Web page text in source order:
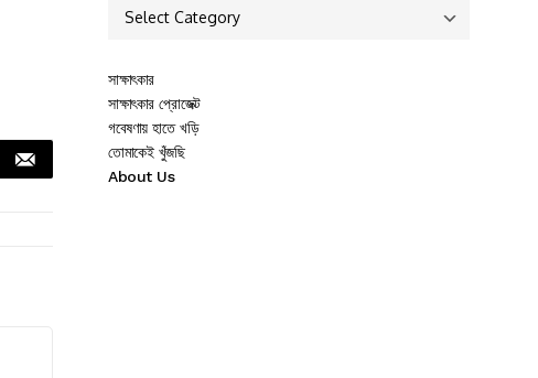
সাক্ষাৎকার
সাক্ষাৎকার প্রোজেক্ট
গবেষণায় হাতে খড়ি
তোমাকেই খুঁজছি
About Us